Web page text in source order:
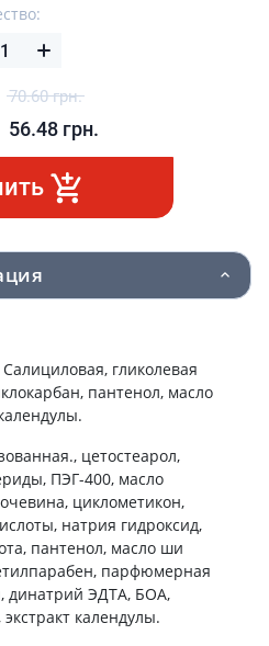
70.60 грн.
56.48 грн.
гликолевая
пантенол, масло
цетостеарол,
ПЭГ-400, масло
циклометикон,
натрия гидроксид,
пантенол, масло ши
парфюмерная
динатрий ЭДТА, БОА,
календулы.